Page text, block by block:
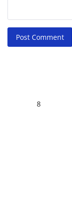
Post Comment
8